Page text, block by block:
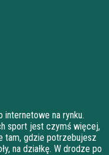
internetowe na rynku.
sport jest czymś więcej,
tam, gdzie potrzebujesz
na działkę. W drodze po